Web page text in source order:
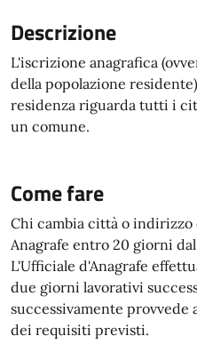
Descrizione
L'iscrizione anagrafica
della popolazione
residenza riguarda tutti i
un comune.
Come fare
Chi cambia città o
Anagrafe entro 20 giorni
L'Ufficiale d'Anagrafe
due giorni lavorativi
successivamente provvede
dei requisiti previsti.